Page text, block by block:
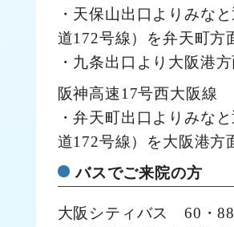
・天保山出口よりみな
道172号線）を弁天町方
・九条出口より大阪港
阪神高速17号西大阪線
・弁天町出口よりみな
道172号線）を大阪港方
バスでご来院の方
大阪シティバス 60・